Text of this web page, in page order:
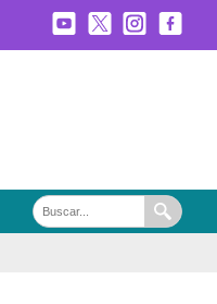
Buscar
en
Buscar